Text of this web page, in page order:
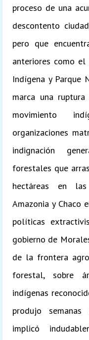
proceso de una
descontento
pero que
anteriores como
Indígena y Parque
marca una
movimiento
organizaciones
indignación
forestales que
hectáreas en
Amazonia y Chaco
políticas
gobierno de
de la frontera
forestal, sobre
indígenas
produjo
implicó